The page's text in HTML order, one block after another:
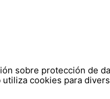
sobre protección de
cookies para